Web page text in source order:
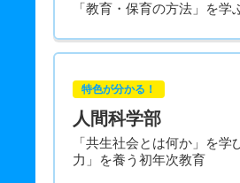
「教育・保育の方法」を学
特色が分かる！
人間科学部
「共生社会とは何か」を学
力」を養う初年次教育